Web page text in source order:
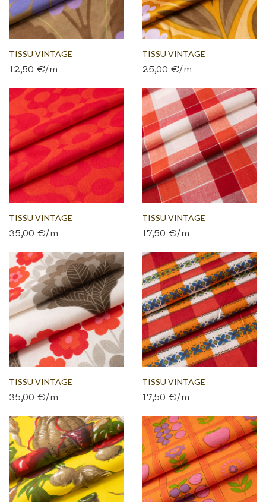
TISSU VINTAGE
AUTHENTIQUE...
12,50 €/m
TISSU VINTAGE
AUTHENTIQUE...
25,00 €/m
TISSU VINTAGE
AUTHENTIQUE...
35,00 €/m
TISSU VINTAGE
AUTHENTIQUE...
17,50 €/m
TISSU VINTAGE
AUTHENTIQUE...
35,00 €/m
TISSU VINTAGE
AUTHENTIQUE...
17,50 €/m